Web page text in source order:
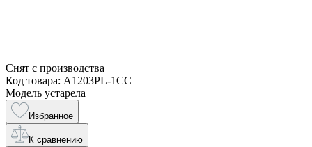
Снят с производства
Код товара: A1203PL-1CC
Модель устарела
Избранное
К сравнению